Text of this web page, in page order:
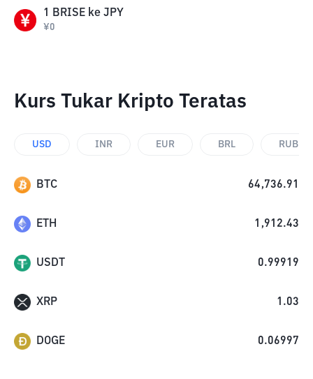
1 BRISE ke JPY
¥0
Kurs Tukar Kripto Teratas
USD INR EUR BRL RUB
BTC 64,736.91
ETH 1,912.43
USDT 0.99919
XRP 1.03
DOGE 0.06997